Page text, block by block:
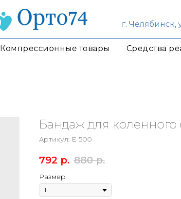
г. Челябинск,
Компрессионные товары Средства
Бандаж для коленного
Артикул: Е-500
792 р. 880 р.
Размер